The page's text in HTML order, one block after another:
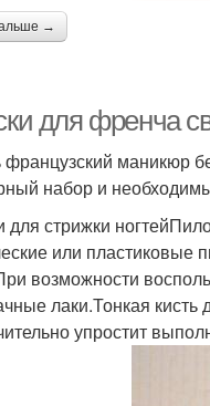
→
для френча
маникюр
набор и
для стрижки
или пластиковые
возможности
лаки.Тонкая
упростит